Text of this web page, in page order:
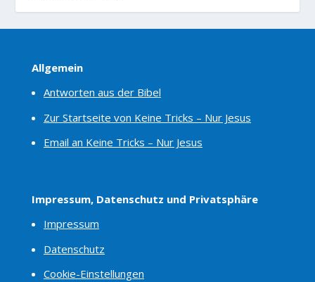
Allgemein
Antworten aus der Bibel
Zur Startseite von Keine Tricks – Nur Jesus
Email an Keine Tricks – Nur Jesus
Impressum, Datenschutz und Privatsphäre
Impressum
Datenschutz
Cookie-Einstellungen